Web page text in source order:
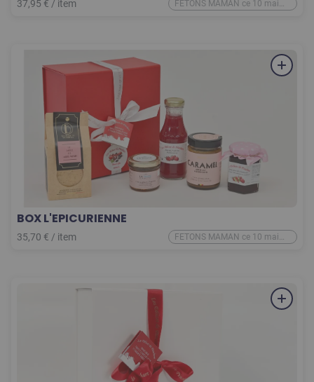
37,95 € / item
FETONS MAMAN ce 10 mai
2026
BOX L'EPICURIENNE
35,70 € / item
FETONS MAMAN ce 10 mai
2026